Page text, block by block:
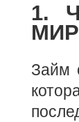
1.
Займ